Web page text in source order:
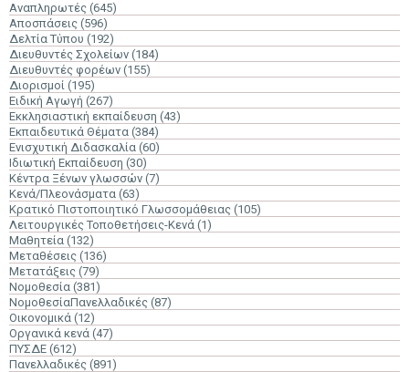
Αναπληρωτές (645)
Αποσπάσεις (596)
Δελτία Τύπου (192)
Διευθυντές Σχολείων (184)
Διευθυντές φορέων (155)
Διορισμοί (195)
Ειδική Αγωγή (267)
Εκκλησιαστική εκπαίδευση (43)
Εκπαιδευτικά Θέματα (384)
Ενισχυτική Διδασκαλία (60)
Ιδιωτική Εκπαίδευση (30)
Κέντρα Ξένων γλωσσών (7)
Κενά/Πλεονάσματα (63)
Κρατικό Πιστοποιητικό Γλωσσομάθειας (105)
Λειτουργικές Τοποθετήσεις-Κενά (1)
Μαθητεία (132)
Μεταθέσεις (136)
Μετατάξεις (79)
Νομοθεσία (381)
ΝομοθεσίαΠανελλαδικές (87)
Οικονομικά (12)
Οργανικά κενά (47)
ΠΥΣΔΕ (612)
Πανελλαδικές (891)